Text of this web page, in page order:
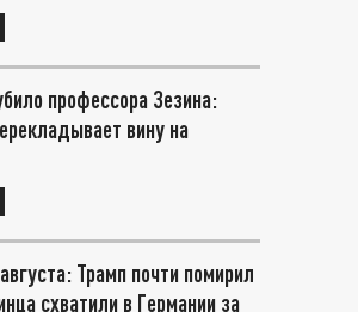
профессора Зезина:
вину на
Трамп почти помирил
схватили в Германии за